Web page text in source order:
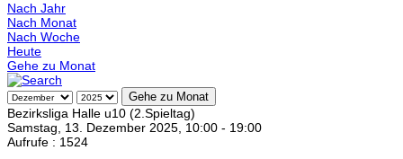
Nach Jahr
Nach Monat
Nach Woche
Heute
Gehe zu Monat
Gehe zu Monat
Bezirksliga Halle u10 (2.Spieltag)
Samstag, 13. Dezember 2025, 10:00 - 19:00
Aufrufe : 1524